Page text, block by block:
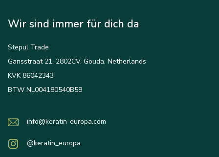
Wir sind immer für dich da
Stepul Trade
Gansstraat 21, 2802CV, Gouda, Netherlands
KVK 86042343
BTW NL004180540B58
info@keratin-europa.com
@keratin_europa